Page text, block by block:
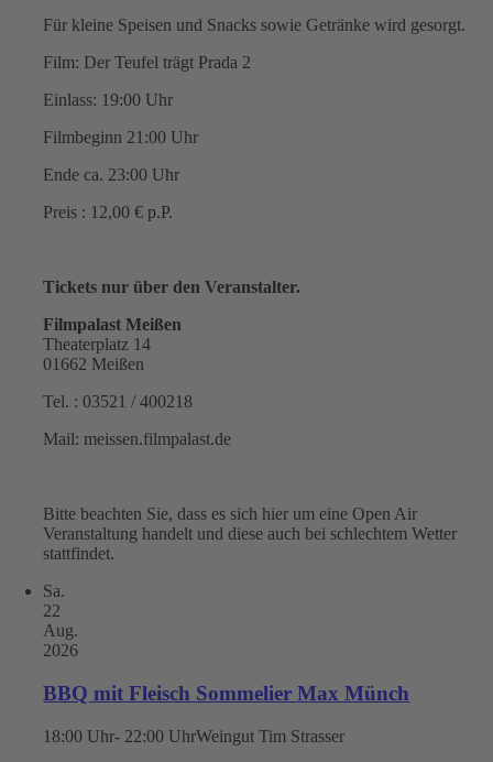
Für kleine Speisen und Snacks sowie Getränke wird gesorgt.
Film: Der Teufel trägt Prada 2
Einlass: 19:00 Uhr
Filmbeginn 21:00 Uhr
Ende ca. 23:00 Uhr
Preis : 12,00 € p.P.
Tickets nur über den Veranstalter.
Filmpalast Meißen
Theaterplatz 14
01662 Meißen
Tel. : 03521 / 400218
Mail: meissen.filmpalast.de
Bitte beachten Sie, dass es sich hier um eine Open Air
Veranstaltung handelt und diese auch bei schlechtem Wetter
stattfindet.
Sa.
22
Aug.
2026
BBQ mit Fleisch Sommelier Max Münch
18:00 Uhr- 22:00 UhrWeingut Tim Strasser